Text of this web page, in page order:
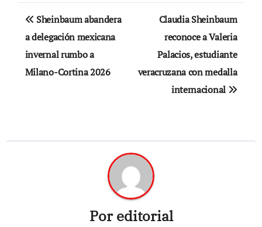
Navegación
de
entradas
Sheinbaum abandera
a delegación mexicana
invernal rumbo a
Milano-Cortina 2026
Claudia Sheinbaum
reconoce a Valeria
Palacios, estudiante
veracruzana con medalla
internacional
Poreditorial